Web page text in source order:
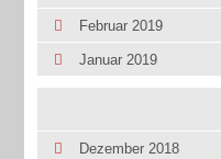
Februar 2019
Januar 2019
Dezember 2018